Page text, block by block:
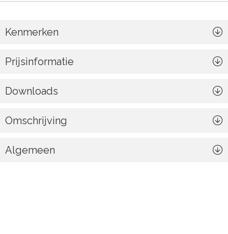
Kenmerken
Prijsinformatie
Downloads
Omschrijving
Algemeen